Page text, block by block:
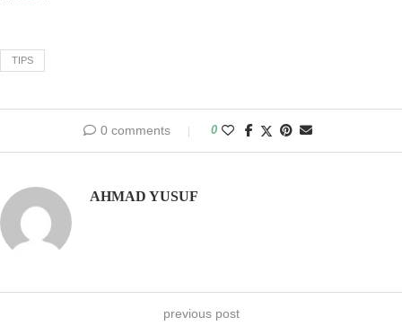
TIPS
0 comments 0
AHMAD YUSUF
previous post